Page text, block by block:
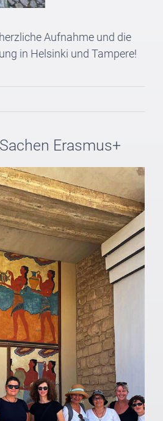
Aufnahme und die
in Helsinki und Tampere!
Erasmus+